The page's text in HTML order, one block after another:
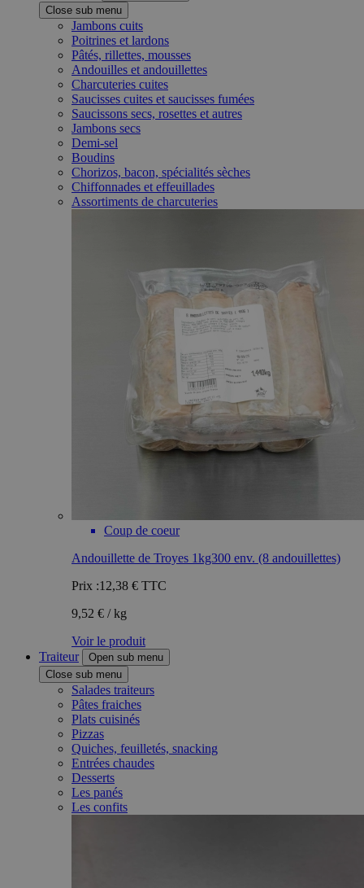
Close sub menu
Jambons cuits
Poitrines et lardons
Pâtés, rillettes, mousses
Andouilles et andouillettes
Charcuteries cuites
Saucisses cuites et saucisses fumées
Saucissons secs, rosettes et autres
Jambons secs
Demi-sel
Boudins
Chorizos, bacon, spécialités sèches
Chiffonnades et effeuillades
Assortiments de charcuteries
Coup de coeur
Andouillette de Troyes 1kg300 env. (8 andouillettes)
Prix :12,38 € TTC
9,52 € / kg
Voir le produit
Traiteur
Open sub menu
Close sub menu
Salades traiteurs
Pâtes fraiches
Plats cuisinés
Pizzas
Quiches, feuilletés, snacking
Entrées chaudes
Desserts
Les panés
Les confits